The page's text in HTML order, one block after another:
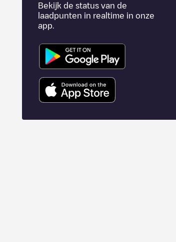
Bekijk de status van de
laadpunten in realtime in onze
app.